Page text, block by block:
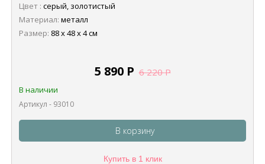
Цвет : серый, золотистый
Материал: металл
Размер: 88 х 48 х 4 см
5 890 Р 6 220Р
В наличии
Артикул - 93010
В корзину
Купить в 1 клик